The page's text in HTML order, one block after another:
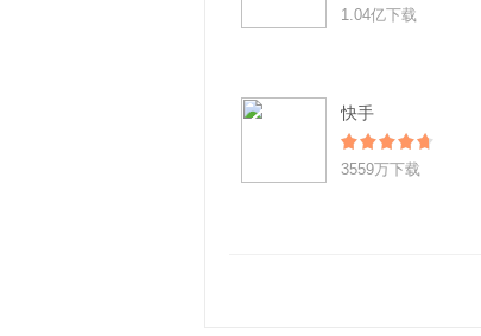
1.04亿下载
快手
3559万下载